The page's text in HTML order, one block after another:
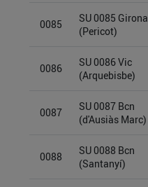
0085
SU 0085 Girona
(Pericot)
0086
SU 0086 Vic
(Arquebisbe)
0087
SU 0087 Bcn
(d'Ausiàs Marc)
0088
SU 0088 Bcn
(Santanyí)